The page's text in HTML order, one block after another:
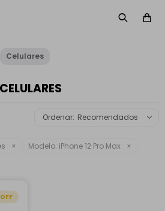
Celulares
CELULARES
Recomendados
Modelo: iPhone 12 Pro Max